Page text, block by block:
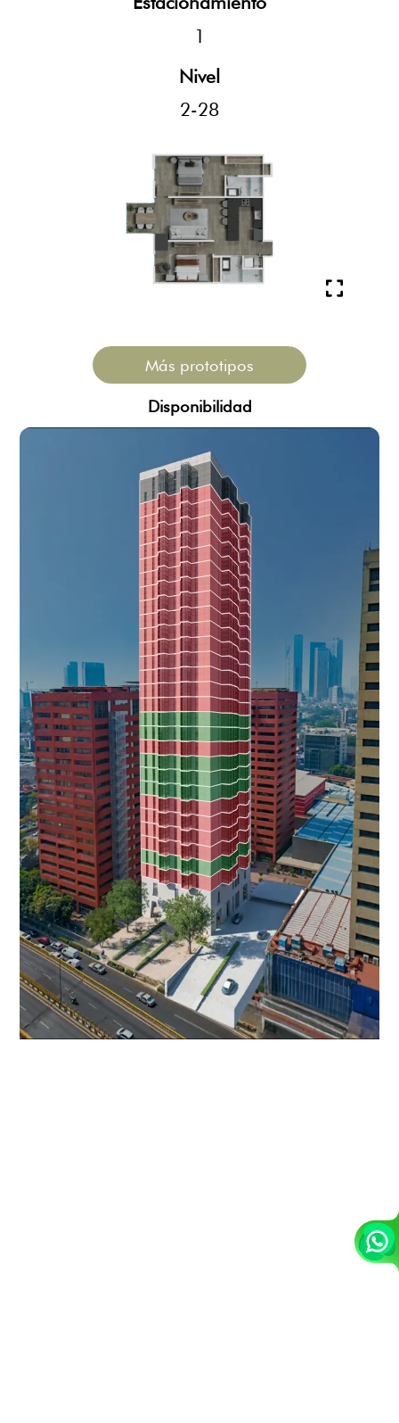
1
Nivel
2-28
Más prototipos
Disponibilidad